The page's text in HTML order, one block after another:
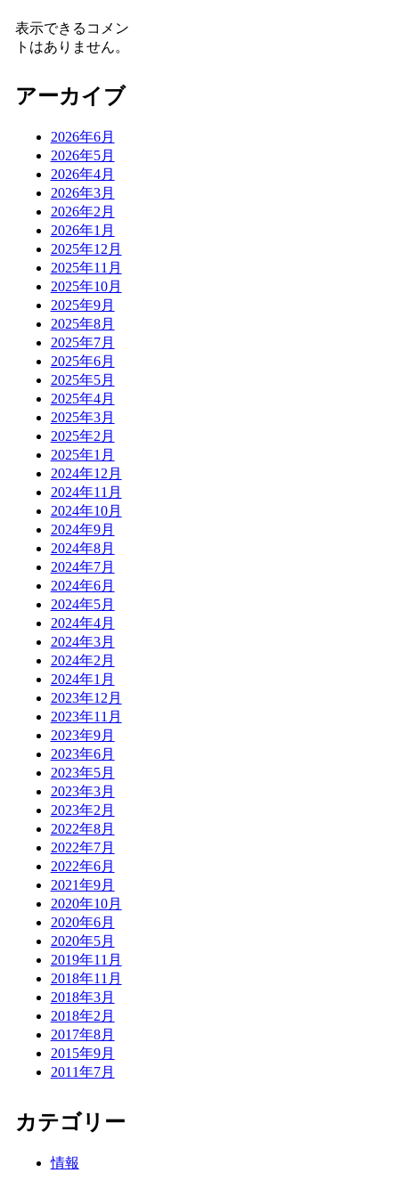
表示できるコメン
トはありません。
アーカイブ
2026年6月
2026年5月
2026年4月
2026年3月
2026年2月
2026年1月
2025年12月
2025年11月
2025年10月
2025年9月
2025年8月
2025年7月
2025年6月
2025年5月
2025年4月
2025年3月
2025年2月
2025年1月
2024年12月
2024年11月
2024年10月
2024年9月
2024年8月
2024年7月
2024年6月
2024年5月
2024年4月
2024年3月
2024年2月
2024年1月
2023年12月
2023年11月
2023年9月
2023年6月
2023年5月
2023年3月
2023年2月
2022年8月
2022年7月
2022年6月
2021年9月
2020年10月
2020年6月
2020年5月
2019年11月
2018年11月
2018年3月
2018年2月
2017年8月
2015年9月
2011年7月
カテゴリー
情報